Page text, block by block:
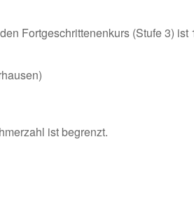
Fortgeschrittenenkurs (Stufe 3) ist
ist begrenzt.